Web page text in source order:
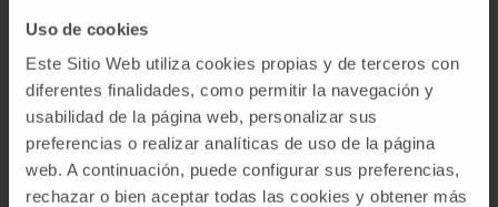
Uso de cookies
Este Sitio Web utiliza cookies propias y de terceros con
diferentes finalidades, como permitir la navegación y
usabilidad de la página web, personalizar sus
preferencias o realizar analíticas de uso de la página
web. A continuación, puede configurar sus preferencias,
rechazar o bien aceptar todas las cookies y obtener más
characterization and phenotyping of this
condition and for tracking its clinical impact.
We will also recapitulate the cardiac
antifibrotic effects of existing heart failure and
non-heart failure drugs and we will discuss
potential strategies under preclinical